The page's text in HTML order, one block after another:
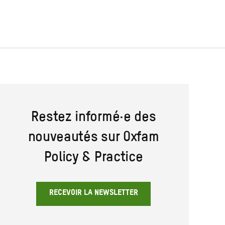
Restez informé·e des
nouveautés sur Oxfam
Policy & Practice
RECEVOIR LA NEWSLETTER